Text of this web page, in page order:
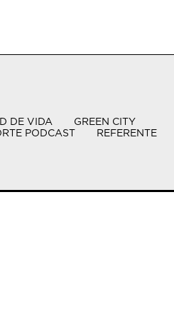
DE VIDA
GREEN CITY
PODCAST REFERENTE